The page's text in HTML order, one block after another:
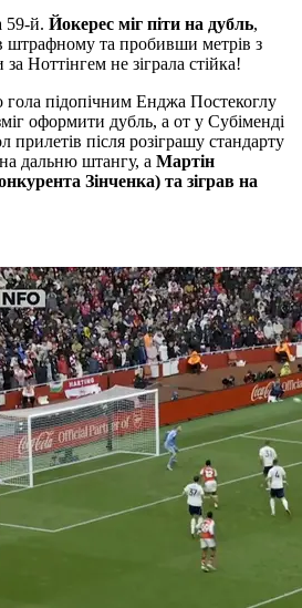
59-й. Йокерес міг піти на дубль,
штрафному та пробивши метрів з
Ноттінгем не зіграла стійка!
гола підопічним Енджа Постекоглу
оформити дубль, а от у Субіменді
прилетів після розіграшу стандарту
дальню штангу, а Мартін
Зінченка) та зіграв на